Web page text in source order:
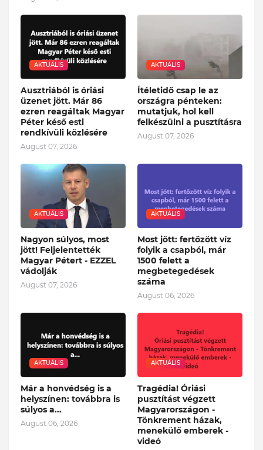
AKTUÁLIS
Ausztriából is óriási
üzenet jött. Már 86
ezren reagáltak Magyar
Péter késő esti
rendkívüli közlésére
August 07, 2026
AKTUÁLIS
Ítéletidő csap le az
országra pénteken:
mutatjuk, hol kell
felkészülni a pusztításra
August 07, 2026
AKTUÁLIS
Nagyon súlyos, most
jött! Feljelentették
Magyar Pétert - EZZEL
vádolják
August 07, 2026
AKTUÁLIS
Most jött: fertőzött víz
folyik a csapból, már
1500 felett a
megbetegedések
száma
August 06, 2026
AKTUÁLIS
Már a honvédség is a
helyszínen: továbbra is
súlyos a...
August 06, 2026
AKTUÁLIS
Tragédia! Óriási
pusztítást végzett
Magyarországon -
Tönkrement házak,
menekülő emberek -
videó